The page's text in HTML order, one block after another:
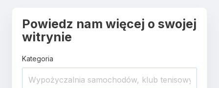
Powiedz nam więcej o swojej
witrynie
Kategoria